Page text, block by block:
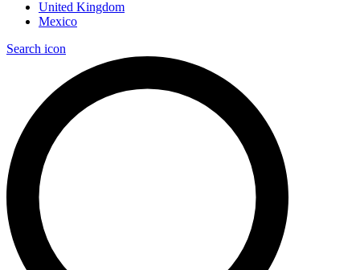
United Kingdom
Mexico
Search icon